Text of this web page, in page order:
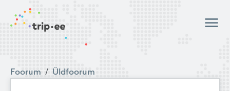
Foorum / Üldfoorum